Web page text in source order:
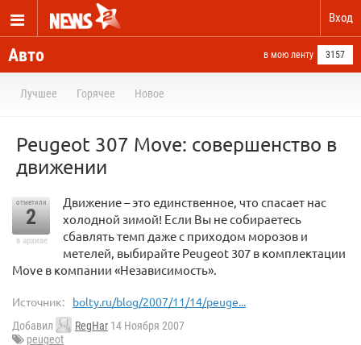
Вход
Авто в мою ленту 3157
Лучшее Горячее Новое
Peugeot 307 Move: совершенство в
движении
отметили
2
в архиве
Движение – это единственное, что спасает нас
холодной зимой! Если Вы не собираетесь
сбавлять темп даже с приходом морозов и
метелей, выбирайте Peugeot 307 в комплектации
Move в компании «Независимость».
Источник: bolty.ru/blog/2007/11/14/peuge...
Добавил RegHar 14 Ноября 2007
peugeot